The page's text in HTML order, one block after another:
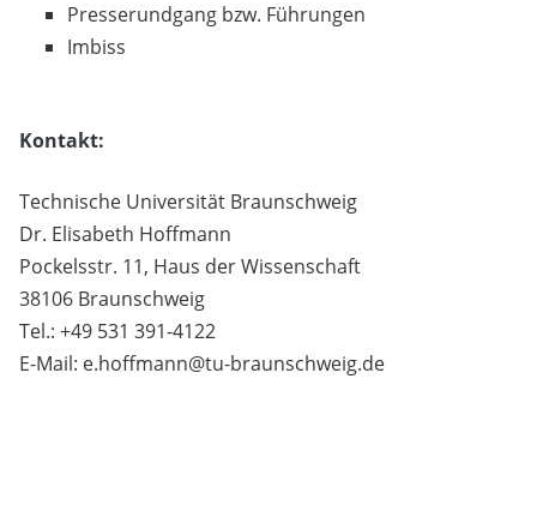
Presserundgang bzw. Führungen
Imbiss
Kontakt:
Technische Universität Braunschweig
Dr. Elisabeth Hoffmann
Pockelsstr. 11, Haus der Wissenschaft
38106 Braunschweig
Tel.: +49 531 391-4122
E-Mail: e.hoffmann@tu-braunschweig.de